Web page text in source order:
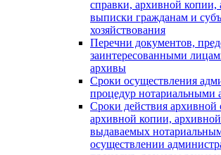
справки, архивной копии,
выписки гражданам и
хозяйствования
Перечни документов,
заинтересованными
архивы
Сроки осуществления
процедур нотариальными
Сроки действия архивной
архивной копии,
выдаваемых
осуществлении